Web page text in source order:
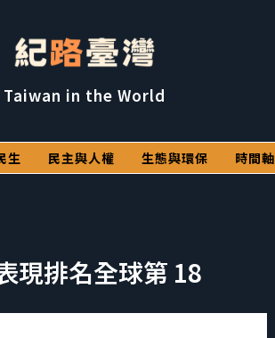
Taiwan in the World
生 民主與人權 生態與環保 時間軸
現排名全球第 18